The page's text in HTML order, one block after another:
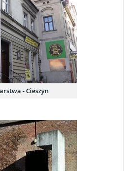
- Cieszyn